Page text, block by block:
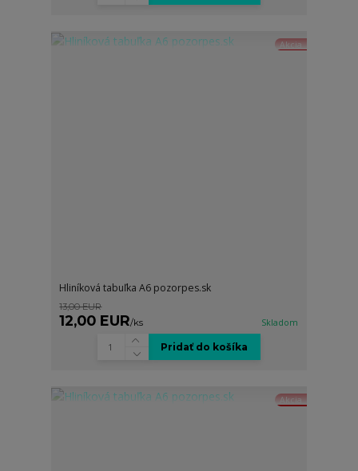
Akcia
Hliníková tabuľka A6 pozorpes.sk
13,00 EUR
12,00 EUR/ks Skladom
Pridať do košíka
Akcia